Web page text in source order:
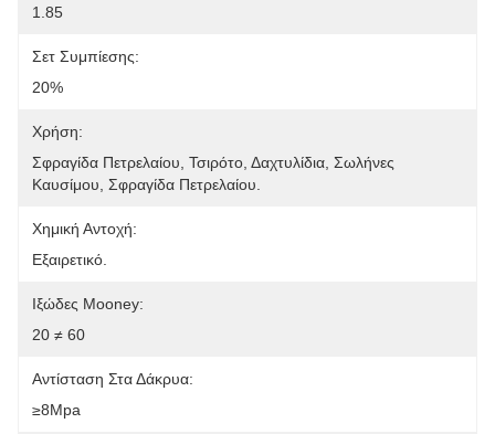
1.85
Σετ Συμπίεσης:
20%
Χρήση:
Σφραγίδα Πετρελαίου, Τσιρότο, Δαχτυλίδια, Σωλήνες
Καυσίμου, Σφραγίδα Πετρελαίου.
Χημική Αντοχή:
Εξαιρετικό.
Ιξώδες Mooney:
20 ≠ 60
Αντίσταση Στα Δάκρυα:
≥8Mpa